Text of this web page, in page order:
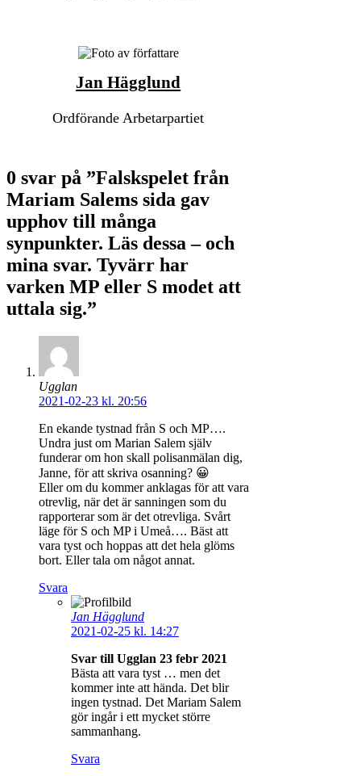
Jan Hägglund
Ordförande Arbetarpartiet
0 svar på ”Falskspelet från
Mariam Salems sida gav
upphov till många
synpunkter. Läs dessa – och
mina svar. Tyvärr har
varken MP eller S modet att
uttala sig.”
Ugglan
2021-02-23 kl. 20:56
En ekande tystnad från S och MP….
Undra just om Marian Salem själv
funderar om hon skall polisanmälan dig,
Janne, för att skriva osanning? 😀
Eller om du kommer anklagas för att vara
otrevlig, när det är sanningen som du
rapporterar som är det otrevliga. Svårt
läge för S och MP i Umeå…. Bäst att
vara tyst och hoppas att det hela glöms
bort. Eller tala om något annat.
Svara
Jan Hägglund
2021-02-25 kl. 14:27
Svar till Ugglan 23 febr 2021
Bästa att vara tyst … men det
kommer inte att hända. Det blir
ingen tystnad. Det Mariam Salem
gör ingår i ett mycket större
sammanhang.
Svara